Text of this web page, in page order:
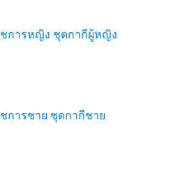
การหญิง ชุดกากีผู้หญิง
การชาย ชุดกากีชาย